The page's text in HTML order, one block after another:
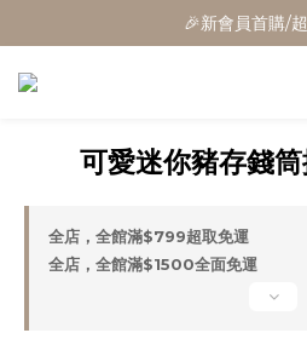
🎁全館消費滿
🎉新會員首購/
🚛全館滿$799超取免運
可愛迷你豬存錢
全店，全館滿$799超取免運
全店，全館滿$1500全面免運